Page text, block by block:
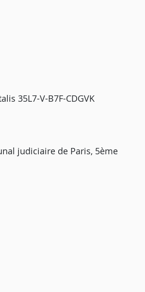
35L7-V-B7F-CDGVK
judiciaire de Paris, 5ème